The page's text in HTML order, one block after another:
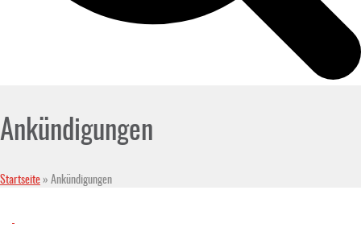
Ankündigungen
Startseite»Ankündigungen